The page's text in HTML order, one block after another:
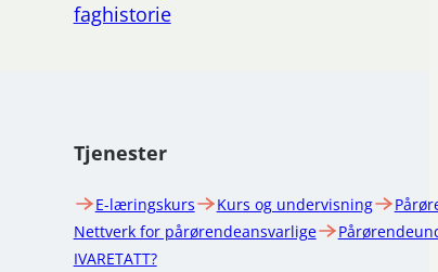
faghistorie
Tjenester
E-læringskurs Kurs og undervisning
Nettverk for pårørendeansvarlige
IVARETATT?